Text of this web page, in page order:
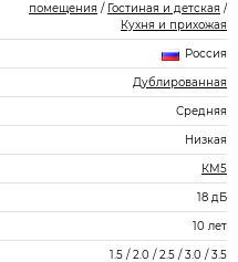
помещения / Гостиная и детская /
Кухня и прихожая
Россия
Дублированная
Средняя
Низкая
КМ5
18 дБ
10 лет
1.5 / 2.0 / 2.5 / 3.0 / 3.5